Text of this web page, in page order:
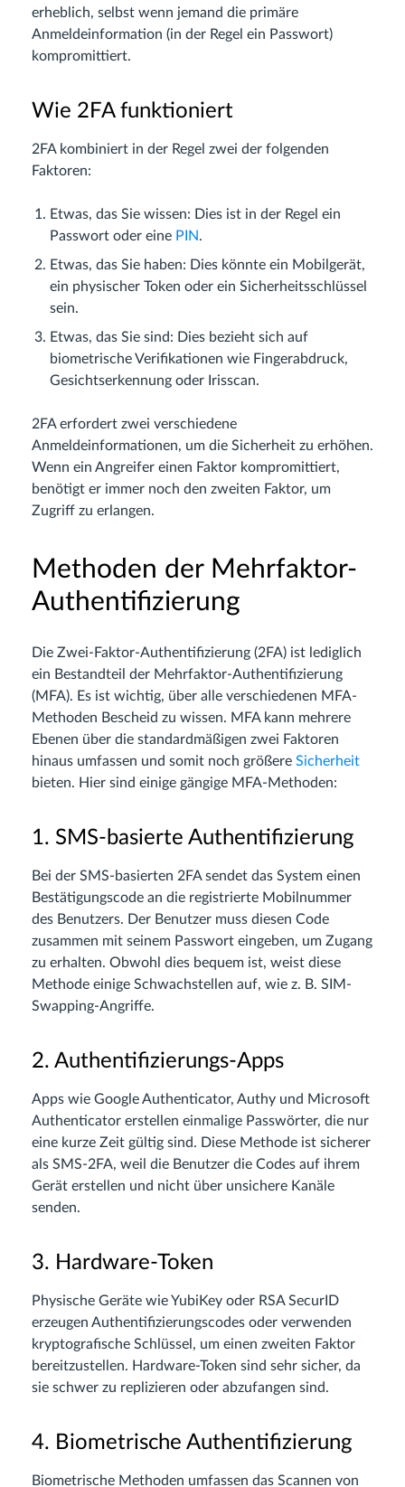
erheblich, selbst wenn jemand die primäre
Anmeldeinformation (in der Regel ein Passwort)
kompromittiert.
Wie 2FA funktioniert
2FA kombiniert in der Regel zwei der folgenden
Faktoren:
Etwas, das Sie wissen: Dies ist in der Regel ein
Passwort oder eine PIN.
Etwas, das Sie haben: Dies könnte ein Mobilgerät,
ein physischer Token oder ein Sicherheitsschlüssel
sein.
Etwas, das Sie sind: Dies bezieht sich auf
biometrische Verifikationen wie Fingerabdruck,
Gesichtserkennung oder Irisscan.
2FA erfordert zwei verschiedene
Anmeldeinformationen, um die Sicherheit zu erhöhen.
Wenn ein Angreifer einen Faktor kompromittiert,
benötigt er immer noch den zweiten Faktor, um
Zugriff zu erlangen.
Methoden der Mehrfaktor-
Authentifizierung
Die Zwei-Faktor-Authentifizierung (2FA) ist lediglich
ein Bestandteil der Mehrfaktor-Authentifizierung
(MFA). Es ist wichtig, über alle verschiedenen MFA-
Methoden Bescheid zu wissen. MFA kann mehrere
Ebenen über die standardmäßigen zwei Faktoren
hinaus umfassen und somit noch größere Sicherheit
bieten. Hier sind einige gängige MFA-Methoden:
1. SMS-basierte Authentifizierung
Bei der SMS-basierten 2FA sendet das System einen
Bestätigungscode an die registrierte Mobilnummer
des Benutzers. Der Benutzer muss diesen Code
zusammen mit seinem Passwort eingeben, um Zugang
zu erhalten. Obwohl dies bequem ist, weist diese
Methode einige Schwachstellen auf, wie z. B. SIM-
Swapping-Angriffe.
2. Authentifizierungs-Apps
Apps wie Google Authenticator, Authy und Microsoft
Authenticator erstellen einmalige Passwörter, die nur
eine kurze Zeit gültig sind. Diese Methode ist sicherer
als SMS-2FA, weil die Benutzer die Codes auf ihrem
Gerät erstellen und nicht über unsichere Kanäle
senden.
3. Hardware-Token
Physische Geräte wie YubiKey oder RSA SecurID
erzeugen Authentifizierungscodes oder verwenden
kryptografische Schlüssel, um einen zweiten Faktor
bereitzustellen. Hardware-Token sind sehr sicher, da
sie schwer zu replizieren oder abzufangen sind.
4. Biometrische Authentifizierung
Biometrische Methoden umfassen das Scannen von